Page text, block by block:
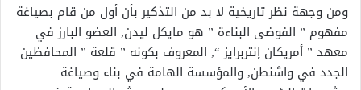
ومن وجهة نظر تاريخية لا بد من التذكير بأن أول من قام بصياغة
مفهوم ” الفوضى البناءة ” هو مايكل ليدن‏,‏ العضو البارز في
معهد ” أمريكان إنتربرايز “‏, المعروف بكونه ” قلعة ” المحافظين
الجدد في واشنطن‏,‏ والمؤسسة الهامة في بناء وصياغة